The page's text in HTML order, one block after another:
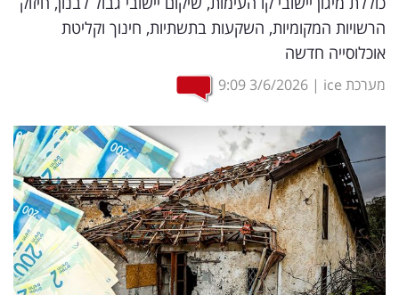
ופרסום
משפט
ומחקרים
דעות
רכילות
עסקית
קריפטו
הרשויות המקומיות, השקעות בתשתיות, חינוך וקליטת
אוכלוסייה חדשה
מערכת ice |
3/6/2026
9:09